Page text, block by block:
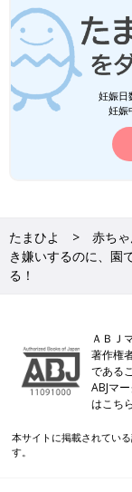
妊娠日
妊娠
たまひよ 赤ち
き嫌いするのに、園
る！
ＡＢＪ
著作権
である
ABJマ
はこ
本サイトに掲載されてい
す。